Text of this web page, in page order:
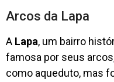
Arcos da Lapa
A Lapa, um bairro
famosa por seus
como aqueduto, mas